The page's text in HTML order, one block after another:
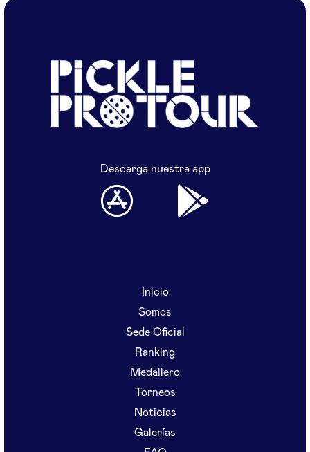
Descarga nuestra app
Inicio
Somos
Sede Oficial
Ranking
Medallero
Torneos
Noticias
Galerías